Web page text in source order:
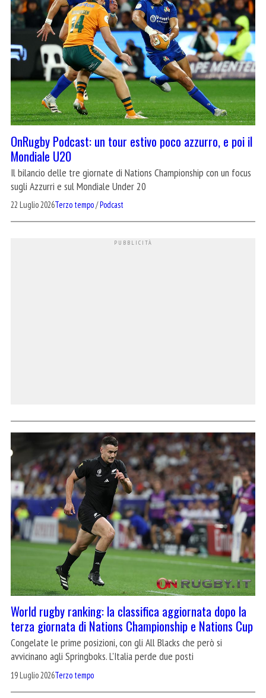
OnRugby Podcast: un tour estivo poco azzurro, e poi il
Mondiale U20
Il bilancio delle tre giornate di Nations Championship con un focus
sugli Azzurri e sul Mondiale Under 20
22 Luglio 2026Terzo tempo/Podcast
World rugby ranking: la classifica aggiornata dopo la
terza giornata di Nations Championship e Nations Cup
Congelate le prime posizioni, con gli All Blacks che però si
avvicinano agli Springboks. L'Italia perde due posti
19 Luglio 2026Terzo tempo